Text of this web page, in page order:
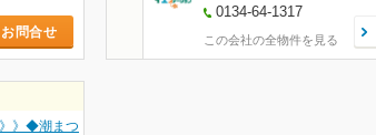
お問合せ
0134-64-1317
この会社の全物件を見る
》》◆潮まつ